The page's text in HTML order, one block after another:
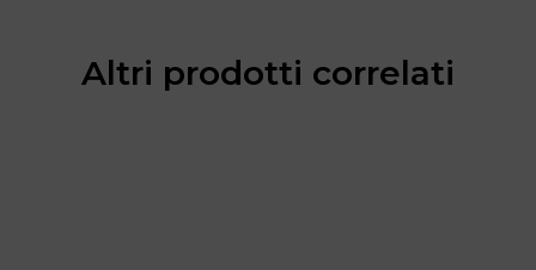
Altri prodotti correlati